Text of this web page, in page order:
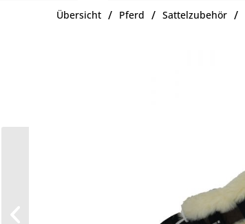
Übersicht / Pferd / Sattelzubehör /